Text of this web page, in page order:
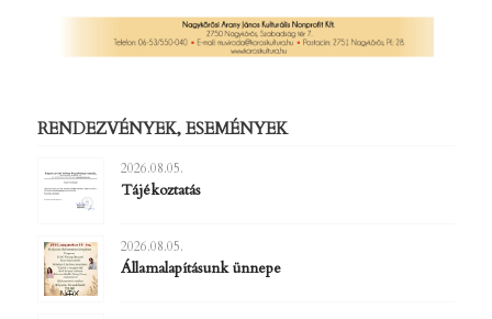
RENDEZVÉNYEK, ESEMÉNYEK
2026.08.05.
Tájékoztatás
2026.08.05.
Államalapításunk ünnepe